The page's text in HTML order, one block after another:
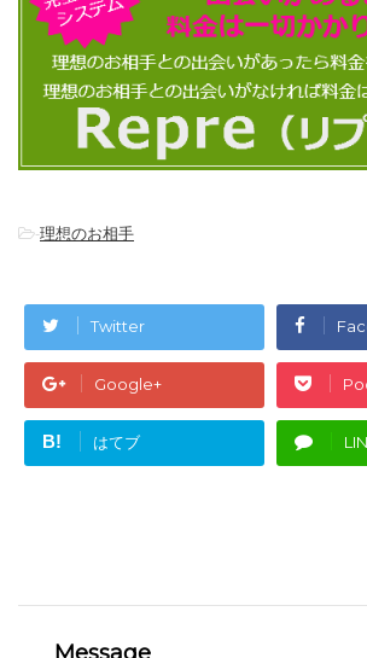
-理想のお相手
Twitter
Google+
B! はてブ
Message